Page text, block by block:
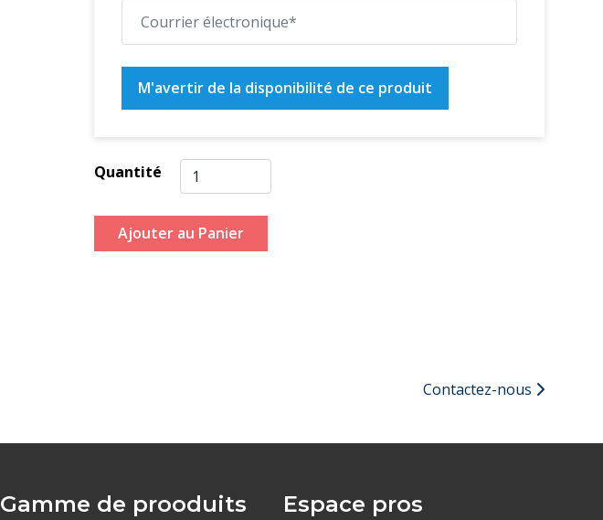
M'avertir de la disponibilité de ce produit
Quantité
Ajouter au Panier
Contactez-nous
Gamme de prooduits Espace pros